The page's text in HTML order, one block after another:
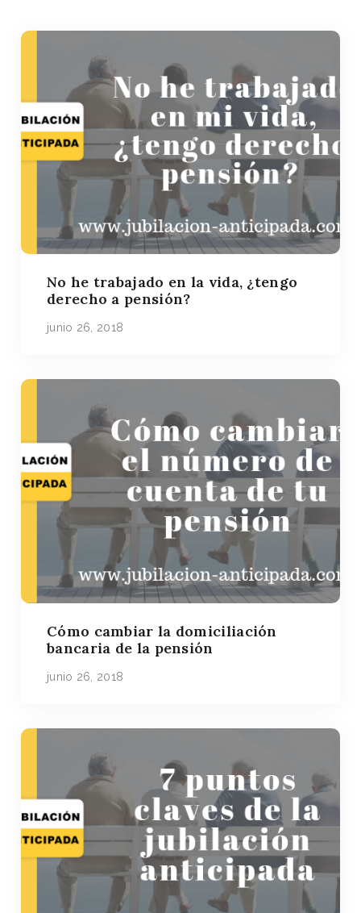
No he trabajado en la vida, ¿tengo
derecho a pensión?
junio 26, 2018
Cómo cambiar la domiciliación
bancaria de la pensión
junio 26, 2018